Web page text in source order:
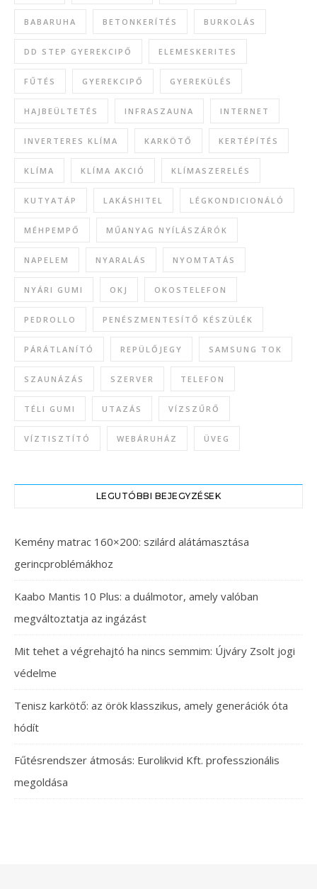
BABARUHA BETONKERÍTÉS BURKOLÁS
DD STEP GYEREKCIPŐ ELEMESKERITES
FŰTÉS GYEREKCIPŐ GYEREKÜLÉS
HAJBEÜLTETÉS INFRASZAUNA INTERNET
INVERTERES KLÍMA KARKÖTŐ KERTÉPÍTÉS
KLÍMA KLÍMA AKCIÓ KLÍMASZERELÉS
KUTYATÁP LAKÁSHITEL LÉGKONDICIONÁLÓ
MÉHPEMPŐ MŰANYAG NYÍLÁSZÁRÓK
NAPELEM NYARALÁS NYOMTATÁS
NYÁRI GUMI OKJ OKOSTELEFON
PEDROLLO PENÉSZMENTESÍTŐ KÉSZÜLÉK
PÁRÁTLANÍTÓ REPÜLŐJEGY SAMSUNG TOK
SZAUNÁZÁS SZERVER TELEFON
TÉLI GUMI UTAZÁS VÍZSZŰRŐ
VÍZTISZTÍTÓ WEBÁRUHÁZ ÜVEG
LEGUTÓBBI BEJEGYZÉSEK
Kemény matrac 160×200: szilárd alátámasztása
gerincproblémákhoz
Kaabo Mantis 10 Plus: a duálmotor, amely valóban
megváltoztatja az ingázást
Mit tehet a végrehajtó ha nincs semmim: Újváry Zsolt jogi
védelme
Tenisz karkötő: az örök klasszikus, amely generációk óta
hódít
Fűtésrendszer átmosás: Eurolikvid Kft. professzionális
megoldása